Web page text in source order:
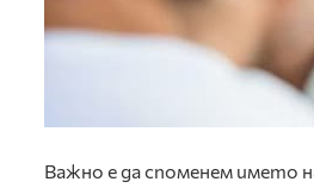
Важно е да споменем името